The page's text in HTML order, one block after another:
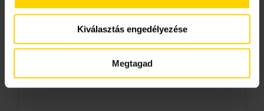
Kiválasztás engedélyezése
Megtagad